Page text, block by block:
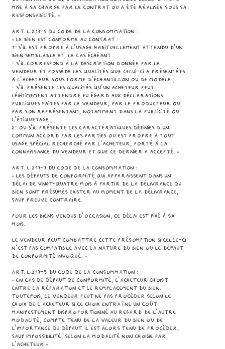
mise à sa charge par le contrat ou a été réalisée sous sa
responsabilité. »
Art. L.217-5 du Code de la Consommation :
« Le bien est conforme au contrat :
1° S'il est propre à l'usage habituellement attendu d'un
bien semblable et, le cas échéant :
- s'il correspond à la description donnée par le
vendeur et possède les qualités que celui-ci a présentées
à l'acheteur sous forme d'échantillon ou de modèle ;
- s'il présente les qualités qu'un acheteur peut
légitimement attendre eu égard aux déclarations
publiques faites par le vendeur, par le producteur ou
par son représentant, notamment dans la publicité ou
l'étiquetage ;
2° Ou s'il présente les caractéristiques définies d'un
commun accord par les parties ou est propre à tout
usage spécial recherché par l'acheteur, porté à la
connaissance du vendeur et que ce dernier a accepté. »
Art. L.217-7 du Code de la Consommation :
« Les défauts de conformité qui apparaissent dans un
délai de vingt-quatre mois à partir de la délivrance du
bien sont présumés exister au moment de la délivrance,
sauf preuve contraire.
Pour les biens vendus d'occasion, ce délai est fixé à six
mois.
Le vendeur peut combattre cette présomption si celle-ci
n'est pas compatible avec la nature du bien ou le défaut
de conformité invoqué. »
Art. L.217-9 du code de la consommation :
« En cas de défaut de conformité, l'acheteur choisit
entre la réparation et le remplacement du bien.
Toutefois, le vendeur peut ne pas procéder selon le
choix de l'acheteur si ce choix entraîne un coût
manifestement disproportionné au regard de l'autre
modalité, compte tenu de la valeur du bien ou de
l'importance du défaut. Il est alors tenu de procéder,
sauf impossibilité, selon la modalité non choisie par
l'acheteur ».